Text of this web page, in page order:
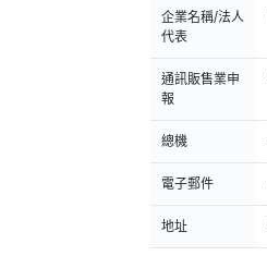
企業名稱/法人
代表
通訊販售業申
報
總機
電子郵件
地址